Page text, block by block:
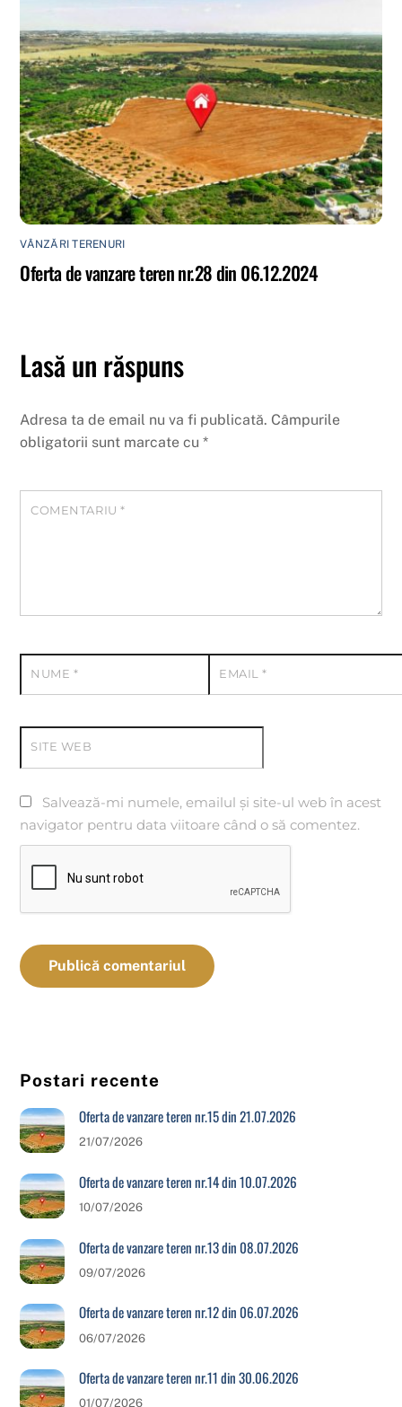
VÂNZĂRI TERENURI
Oferta de vanzare teren nr.28 din 06.12.2024
Lasă un răspuns
Adresa ta de email nu va fi publicată. Câmpurile
obligatorii sunt marcate cu*
COMENTARIU*
NUME * EMAIL*
SITE WEB
Salvează-mi numele, emailul și site-ul web în acest
navigator pentru data viitoare când o să comentez.
Postari recente
Oferta de vanzare teren nr.15 din 21.07.2026
21/07/2026
Oferta de vanzare teren nr.14 din 10.07.2026
10/07/2026
Oferta de vanzare teren nr.13 din 08.07.2026
09/07/2026
Oferta de vanzare teren nr.12 din 06.07.2026
06/07/2026
Oferta de vanzare teren nr.11 din 30.06.2026
01/07/2026